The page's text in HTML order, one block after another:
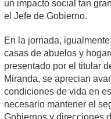
un impacto social tan
el Jefe de Gobierno.
En la jornada,
casas de abuelos y
presentado por el titular
Miranda, se aprecian
condiciones de vida en
necesario mantener el